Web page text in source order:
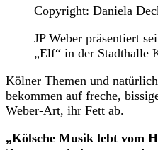
Copyright: Daniela
JP Weber präsentiert
„Elf“ in der Stadthalle
Kölner Themen und
bekommen auf freche,
Weber-Art, ihr Fett ab.
„Kölsche Musik lebt vom